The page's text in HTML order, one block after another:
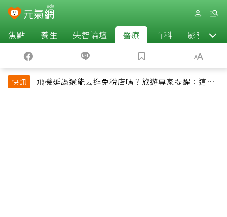
焦點 養生 失智論壇 醫療 百科 影音
快訊
飛機延誤還能去逛免稅店嗎？旅遊專家提醒：這個